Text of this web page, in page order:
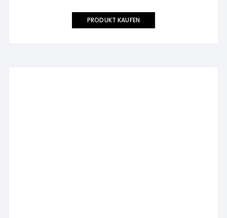
PRODUKT KAUFEN